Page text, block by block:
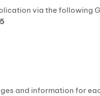
via the following
and information for